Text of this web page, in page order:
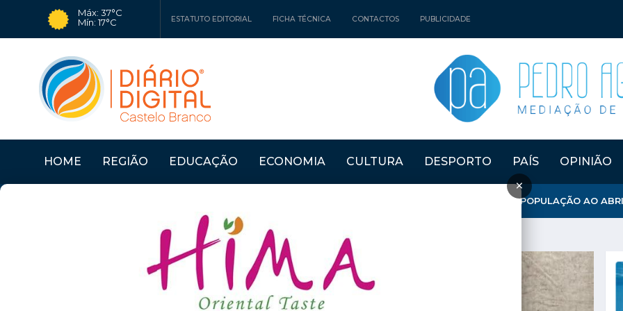
Máx: 37°C
Mín: 17°C
ESTATUTO EDITORIAL FICHA TÉCNICA CONTACTOS PUBLICIDADE
HOME REGIÃO EDUCAÇÃO ECONOMIA CULTURA DESPORTO PAÍS OPINIÃO
×
PROENÇA A NOVA: MUNICÍPIO REFORÇA APOSTA NA FIXAÇÃO DE POPULAÇÃO AO